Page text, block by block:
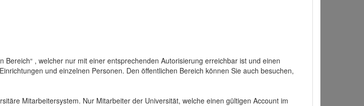
, welcher nur mit einer entsprechenden Autorisierung erreichbar ist und einen
und einzelnen Personen. Den öffentlichen Bereich können Sie auch besuchen,
Mitarbeitersystem. Nur Mitarbeiter der Universität, welche einen gültigen Account im